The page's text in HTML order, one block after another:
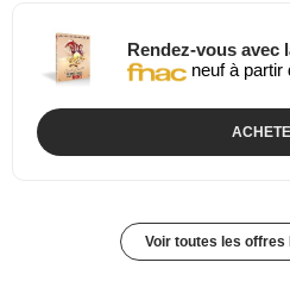
Rendez-vous avec
neuf à partir
Voir toutes les offres